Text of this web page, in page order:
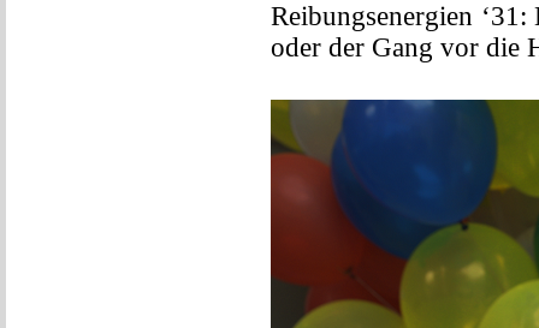
Reibungsenergien
oder der Gang vor die